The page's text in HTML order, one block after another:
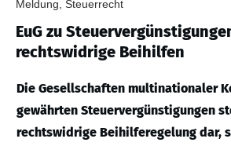
Meldung, Steuerrecht
EuG zu
rechtswidrige Beihilfen
Die Gesellschaften multinationaler
gewährten Steuervergünstigungen
rechtswidrige Beihilferegelung dar,